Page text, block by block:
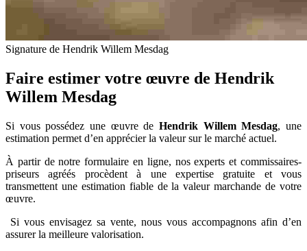
Signature de Hendrik Willem Mesdag
Faire estimer votre œuvre de Hendrik
Willem Mesdag
Si vous possédez une œuvre de Hendrik Willem Mesdag, une
estimation permet d’en apprécier la valeur sur le marché actuel.
À partir de notre formulaire en ligne, nos experts et commissaires-
priseurs agréés procèdent à une expertise gratuite et vous
transmettent une estimation fiable de la valeur marchande de votre
œuvre.
Si vous envisagez sa vente, nous vous accompagnons afin d’en
assurer la meilleure valorisation.